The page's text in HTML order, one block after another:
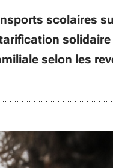
scolaires
selon les